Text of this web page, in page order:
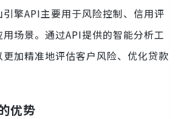
擎API主要用于风险控制、信用评
场景。通过API提供的智能分析工
加精准地评估客户风险、优化贷款
优势